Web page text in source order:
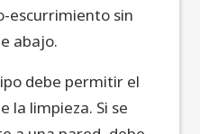
escurrimiento sin
abajo.
debe permitir el
la limpieza. Si se